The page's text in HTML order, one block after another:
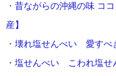
・ 昔ながらの沖縄の味 コ
産】
・ 壊れ塩せんべい 愛すべ
・ 塩せんべい こわれ塩せ